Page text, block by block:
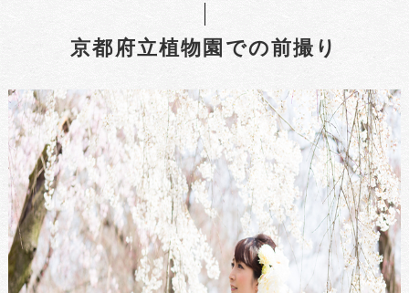
京都府立植物園での前撮り